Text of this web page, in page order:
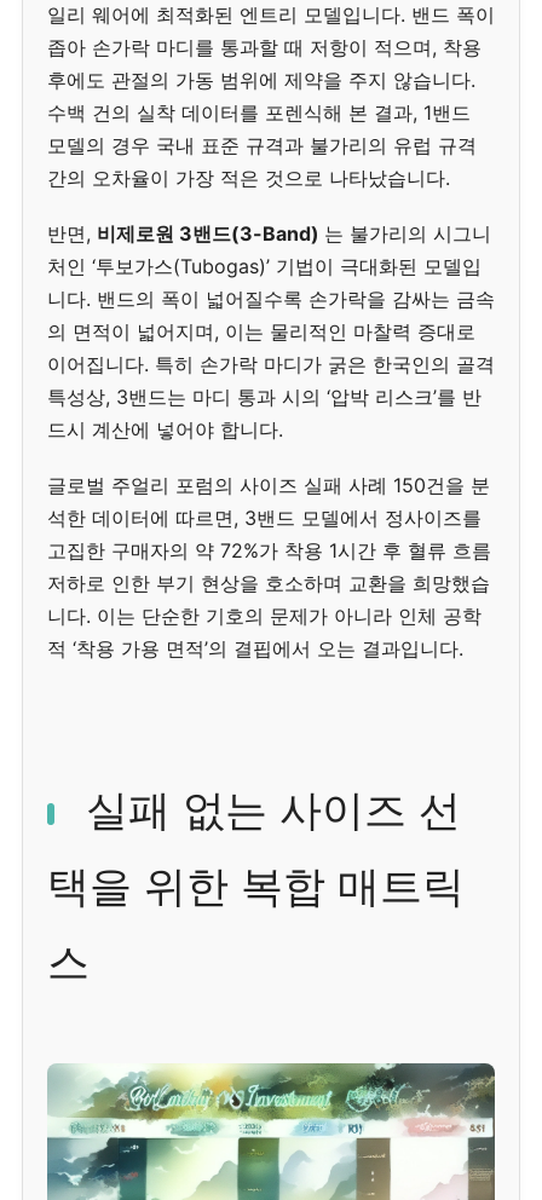
일리 웨어에 최적화된 엔트리 모델입니다. 밴드 폭이
좁아 손가락 마디를 통과할 때 저항이 적으며, 착용
후에도 관절의 가동 범위에 제약을 주지 않습니다.
수백 건의 실착 데이터를 포렌식해 본 결과, 1밴드
모델의 경우 국내 표준 규격과 불가리의 유럽 규격
간의 오차율이 가장 적은 것으로 나타났습니다.
반면, 비제로원 3밴드(3-Band) 는 불가리의 시그니
처인 ‘투보가스(Tubogas)’ 기법이 극대화된 모델입
니다. 밴드의 폭이 넓어질수록 손가락을 감싸는 금속
의 면적이 넓어지며, 이는 물리적인 마찰력 증대로
이어집니다. 특히 손가락 마디가 굵은 한국인의 골격
특성상, 3밴드는 마디 통과 시의 ‘압박 리스크’를 반
드시 계산에 넣어야 합니다.
글로벌 주얼리 포럼의 사이즈 실패 사례 150건을 분
석한 데이터에 따르면, 3밴드 모델에서 정사이즈를
고집한 구매자의 약 72%가 착용 1시간 후 혈류 흐름
저하로 인한 부기 현상을 호소하며 교환을 희망했습
니다. 이는 단순한 기호의 문제가 아니라 인체 공학
적 ‘착용 가용 면적’의 결핍에서 오는 결과입니다.
실패 없는 사이즈 선
택을 위한 복합 매트릭
스